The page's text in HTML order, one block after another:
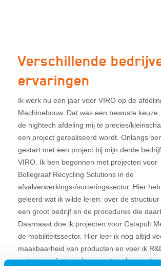
Verschillende
ervaringen
Ik werk nu een jaar voor VIRO op de
Machinebouw. Dat was een bewuste
de hightech afdeling mij te precies/
een project gerealiseerd wordt. Onlangs
gestart met een project bij mijn derde
VIRO. Ik ben begonnen met projecten voor
Bollegraaf Recycling Solutions in de
afvalverwerkings-/sorteringssector. Hier
geleerd wat ik wilde leren: over de structuur
een groot bedrijf en de procedures die
Daarnaast doe ik projecten voor Catapult
de mobiliteitssector. Hier leer ik nog altijd
maakbaarheid van producten en voer ik
verbeterprojecten uit voor rolstoelen en de